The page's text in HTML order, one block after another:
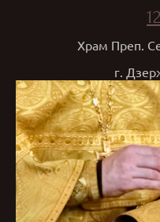
Храм Преп.
г.